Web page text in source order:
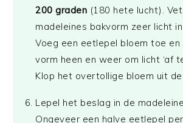
200 graden (180 hete lucht).
madeleines bakvorm zeer licht
Voeg een eetlepel bloem toe en
vorm heen en weer om licht ‘af
Klop het overtollige bloem uit de
Lepel het beslag in de
Ongeveer een halve eetlepel